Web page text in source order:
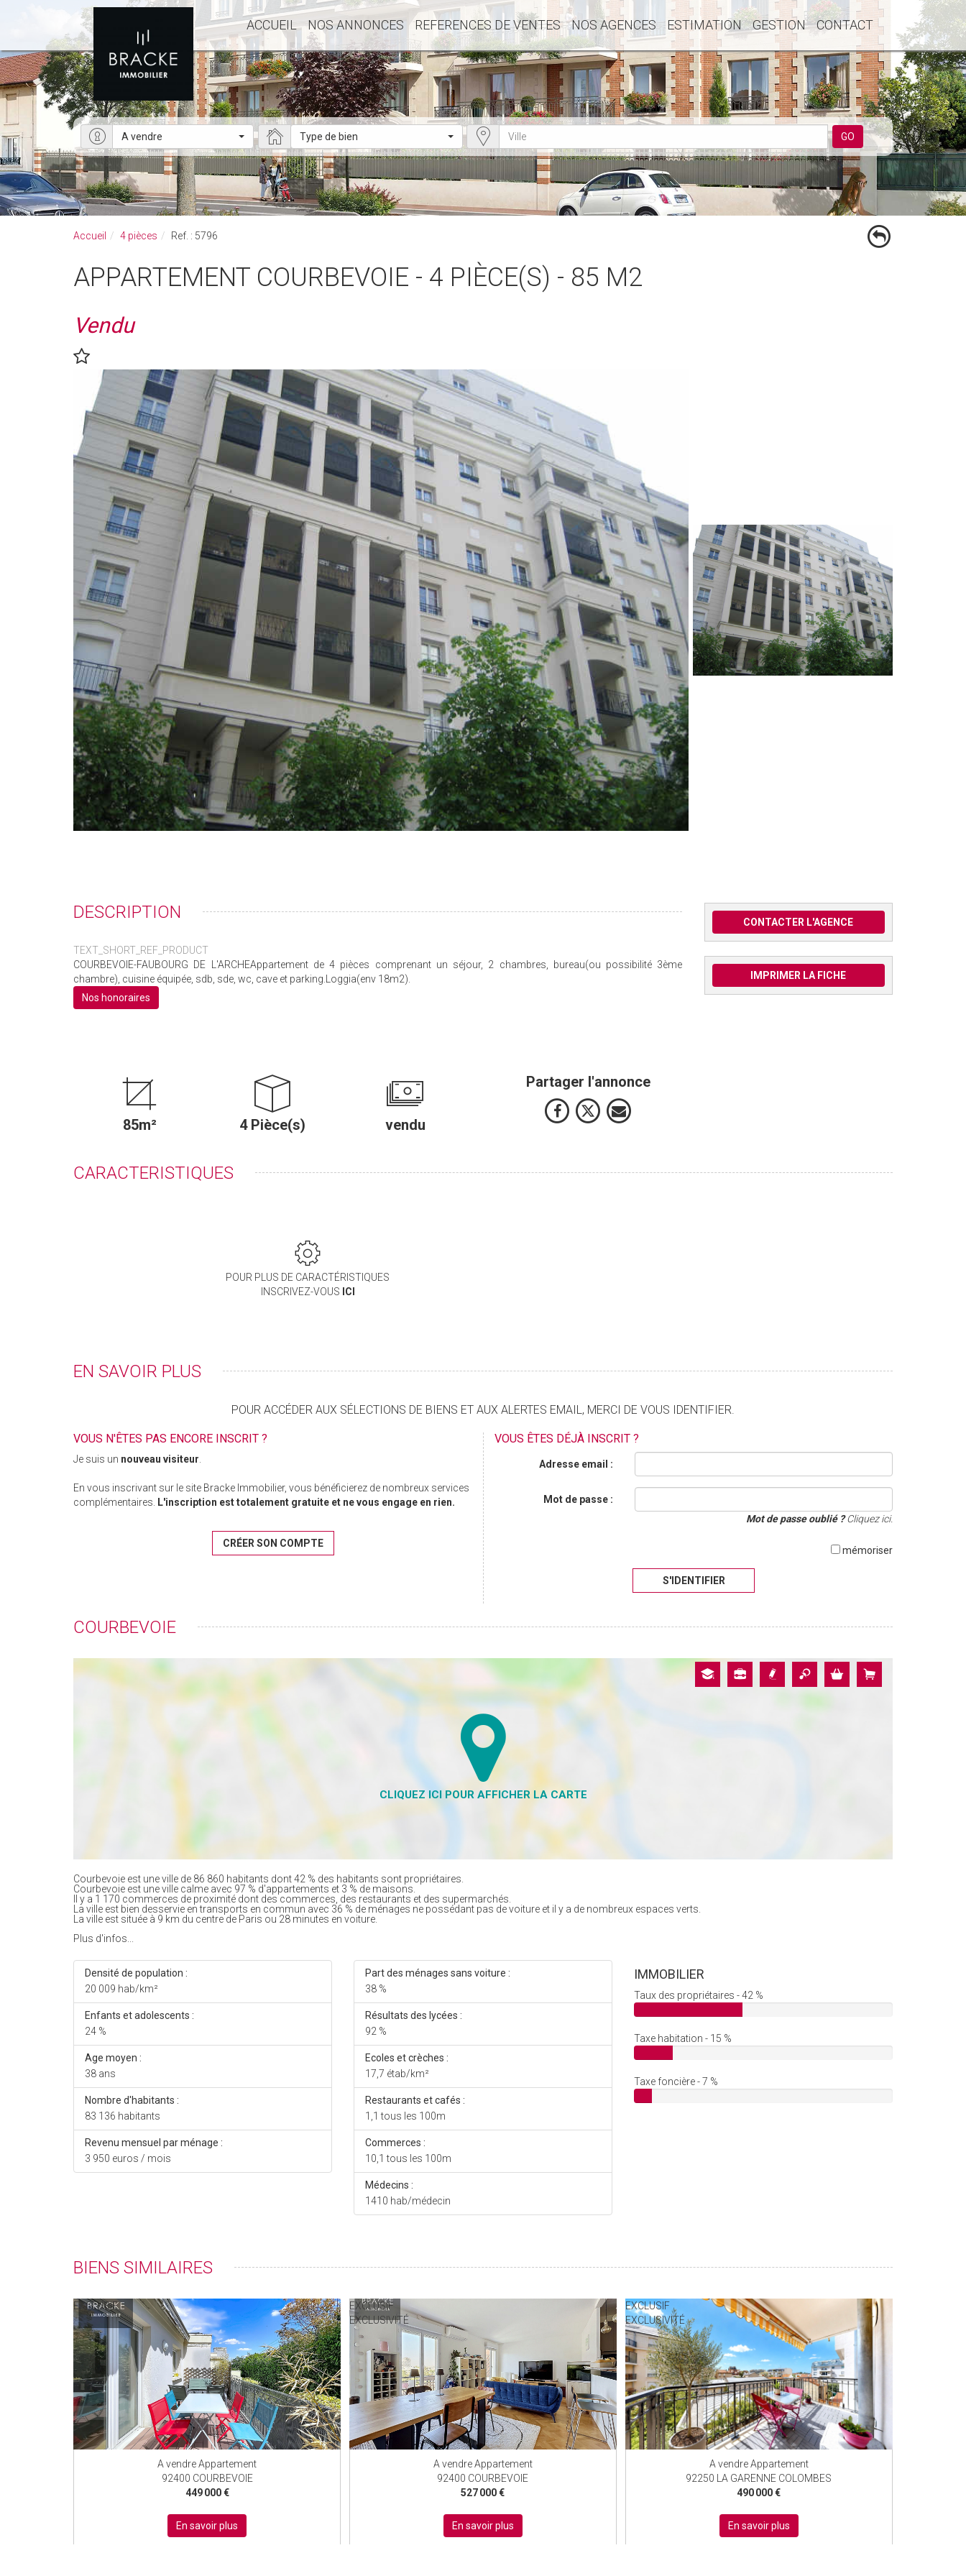
ACCUEIL NOS ANNONCES REFERENCES DE VENTES NOS AGENCES ESTIMATION GESTION CONTACT
A vendre Type de bien GO
Accueil 4 pièces Ref. : 5796
APPARTEMENT COURBEVOIE - 4 PIÈCE(S) - 85 M2
Vendu
DESCRIPTION
TEXT_SHORT_REF_PRODUCT
COURBEVOIE-FAUBOURG DE L'ARCHEAppartement de 4 pièces comprenant un séjour, 2 chambres, bureau(ou possibilité 3ème
chambre), cuisine équipée, sdb, sde, wc, cave et parking.Loggia(env 18m2).
Nos honoraires
85m² 4 Pièce(s) vendu
Partager l'annonce
CONTACTER L'AGENCE
IMPRIMER LA FICHE
CARACTERISTIQUES
POUR PLUS DE CARACTÉRISTIQUES
INSCRIVEZ-VOUS ICI
EN SAVOIR PLUS
POUR ACCÉDER AUX SÉLECTIONS DE BIENS ET AUX ALERTES EMAIL, MERCI DE VOUS IDENTIFIER.
VOUS N'ÊTES PAS ENCORE INSCRIT ?
Je suis un nouveau visiteur.
En vous inscrivant sur le site Bracke Immobilier, vous bénéficierez de nombreux services
complémentaires. L'inscription est totalement gratuite et ne vous engage en rien.
CRÉER SON COMPTE
VOUS ÊTES DÉJÀ INSCRIT ?
Adresse email :
Mot de passe :
Mot de passe oublié ?Cliquez ici.
mémoriser
S'IDENTIFIER
COURBEVOIE
Courbevoie est une ville de 86 860 habitants dont 42 % des habitants sont propriétaires.
Courbevoie est une ville calme avec 97 % d'appartements et 3 % de maisons.
Il y a 1 170 commerces de proximité dont des commerces, des restaurants et des supermarchés.
La ville est bien desservie en transports en commun avec 36 % de ménages ne possédant pas de voiture et il y a de nombreux espaces verts.
La ville est située à 9 km du centre de Paris ou 28 minutes en voiture.
Plus d'infos...
Densité de population :
20 009 hab/km²
Enfants et adolescents :
24 %
Age moyen :
38 ans
Nombre d'habitants :
83 136 habitants
Revenu mensuel par ménage :
3 950 euros / mois
Part des ménages sans voiture :
38 %
Résultats des lycées :
92 %
Ecoles et crèches :
17,7 étab/km²
Restaurants et cafés :
1,1 tous les 100m
Commerces :
10,1 tous les 100m
Médecins :
1410 hab/médecin
IMMOBILIER
Taux des propriétaires - 42 %
Taxe habitation - 15 %
Taxe foncière - 7 %
BIENS SIMILAIRES
EXCLUSIF
A vendre Appartement
92400 COURBEVOIE
449 000 €
En savoir plus
EXCLUSIF
EXCLUSIVITÉ
A vendre Appartement
92400 COURBEVOIE
527 000 €
En savoir plus
EXCLUSIF
EXCLUSIVITÉ
A vendre Appartement
92250 LA GARENNE COLOMBES
490 000 €
En savoir plus